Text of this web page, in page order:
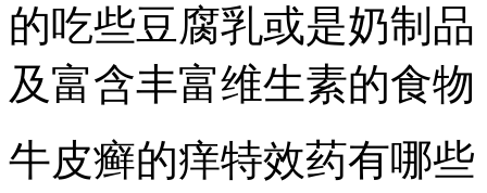
的吃些豆腐乳或是奶制
及富含丰富维生素的食
牛皮癣的痒特效药有哪